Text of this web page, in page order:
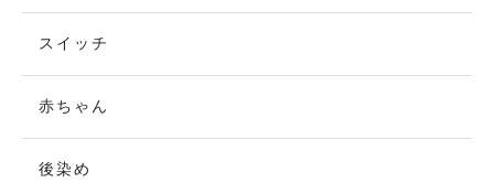
スイッチ
赤ちゃん
後染め